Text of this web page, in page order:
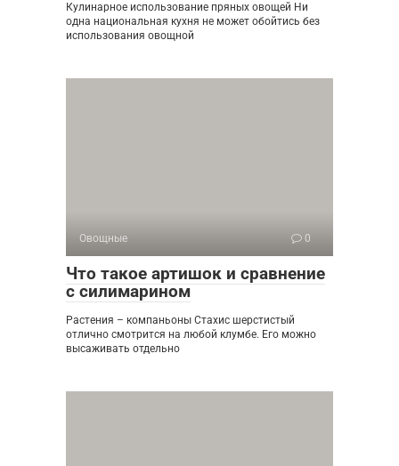
Кулинарное использование пряных овощей Ни
одна национальная кухня не может обойтись без
использования овощной
Овощные 0
Что такое артишок и сравнение
с силимарином
Растения – компаньоны Стахис шерстистый
отлично смотрится на любой клумбе. Его можно
высаживать отдельно